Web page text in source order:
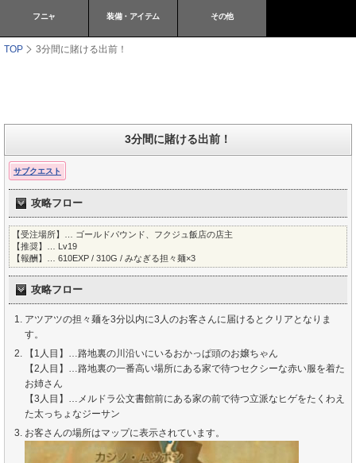
フニャ 装備・アイテム その他
TOP 3分間に賭ける出前！
3分間に賭ける出前！
サブクエスト
攻略フロー
【受注場所】… ゴールドパウンド、フクジュ飯店の店主
【推奨】… Lv19
【報酬】… 610EXP / 310G / みなぎる担々麺×3
攻略フロー
アツアツの担々麺を3分以内に3人のお客さんに届けるとクリアとなりま
す。
【1人目】…路地裏の川沿いにいるおかっぱ頭のお嬢ちゃん
【2人目】…路地裏の一番高い場所にある家で待つセクシーな赤い服を着た
お姉さん
【3人目】…メルドラ公文書館前にある家の前で待つ立派なヒゲをたくわえ
た太っちょなジーサン
お客さんの場所はマップに表示されています。